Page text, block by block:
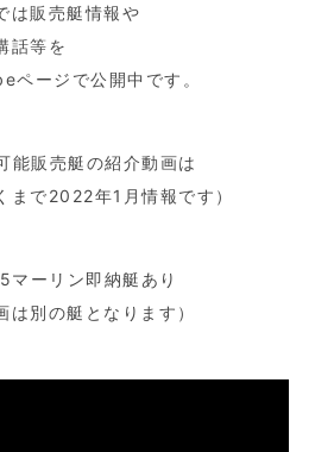
は販売艇情報や
話等を
ページで公開中です。
能販売艇の紹介動画は
まで2022年1月情報です）
マーリン即納艇あり
別の艇となります）